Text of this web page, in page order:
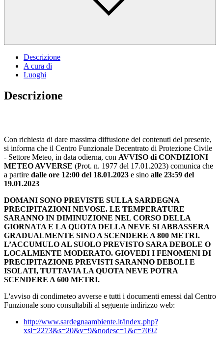
Descrizione
A cura di
Luoghi
Descrizione
Con richiesta di dare massima diffusione dei contenuti del presente,
si informa che il Centro Funzionale Decentrato di Protezione Civile
- Settore Meteo, in data odierna, con AVVISO di CONDIZIONI
METEO AVVERSE (Prot. n. 1977 del 17.01.2023) comunica che
a partire dalle ore 12:00 del 18.01.2023 e sino alle 23:59 del
19.01.2023
DOMANI SONO PREVISTE SULLA SARDEGNA
PRECIPITAZIONI NEVOSE. LE TEMPERATURE
SARANNO IN DIMINUZIONE NEL CORSO DELLA
GIORNATA E LA QUOTA DELLA NEVE SI ABBASSERA
GRADUALMENTE SINO A SCENDERE A 800 METRI.
L’ACCUMULO AL SUOLO PREVISTO SARA DEBOLE O
LOCALMENTE MODERATO. GIOVEDI I FENOMENI DI
PRECIPITAZIONE PREVISTI SARANNO DEBOLI E
ISOLATI, TUTTAVIA LA QUOTA NEVE POTRA
SCENDERE A 600 METRI.
L'avviso di condimeteo avverse e tutti i documenti emessi dal Centro
Funzionale sono consultabili al seguente indirizzo web:
http://www.sardegnaambiente.it/index.php?
xsl=2273&s=20&v=9&nodesc=1&c=7092